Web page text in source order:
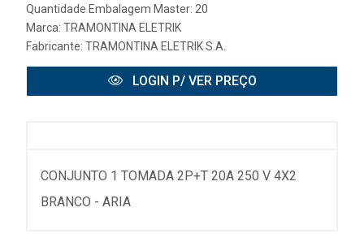
Quantidade Embalagem Master: 20
Marca: TRAMONTINA ELETRIK
Fabricante: TRAMONTINA ELETRIK S.A.
LOGIN P/ VER PREÇO
CONJUNTO 1 TOMADA 2P+T 20A 250 V 4X2
BRANCO - ARIA